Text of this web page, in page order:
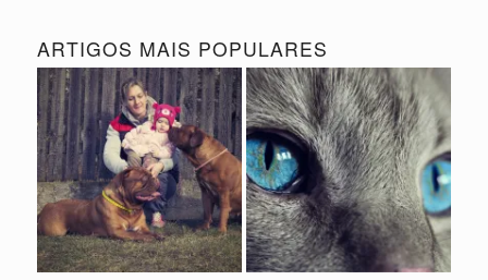
ARTIGOS MAIS POPULARES